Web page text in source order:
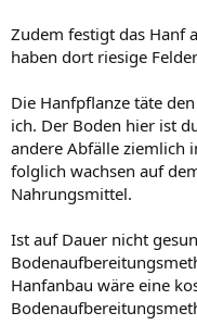
Zudem festigt das Hanf
haben dort riesige
Die Hanfpflanze täte
ich. Der Boden hier ist
andere Abfälle ziemlich
folglich wachsen auf
Nahrungsmittel.
Ist auf Dauer nicht
Hanfanbau wäre eine